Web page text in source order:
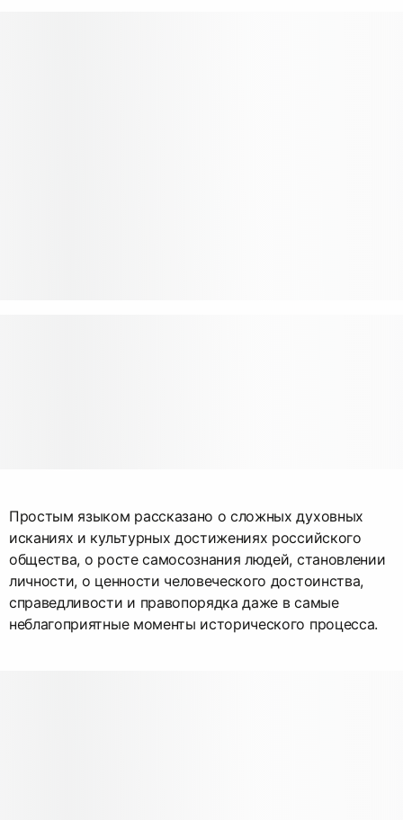
Простым языком рассказано о сложных духовных
исканиях и культурных достижениях российского
общества, о росте самосознания людей, становлении
личности, о ценности человеческого достоинства,
справедливости и правопорядка даже в самые
неблагоприятные моменты исторического процесса.